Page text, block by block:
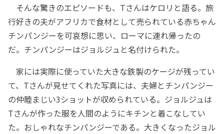
そんな驚きのエピソードも、Tさんはケロリと語る。旅
行好きの夫がアフリカで食材として売られている赤ちゃん
チンパンジーを可哀想に思い、ローマに連れ帰ったの
だ。チンパンジーはジョルジュと名付けられた。
家には実際に使っていた大きな鉄製のケージが残ってい
て、Tさんが見せてくれた写真には、夫婦とチンパンジー
の仲睦まじい3ショットが収められている。ジョルジュは
Tさんが作った服を人間のようにキチンと着こなしてい
た。おしゃれなチンパンジーである。大きくなったジョル